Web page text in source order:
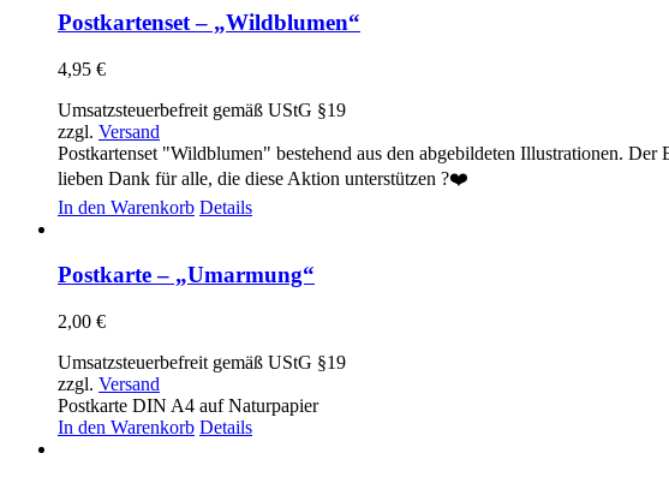
Postkartenset – „Wildblumen“
4,95 €
Umsatzsteuerbefreit gemäß UStG §19
zzgl. Versand
Postkartenset "Wildblumen" bestehend aus den abgebildeten Illustrationen.
lieben Dank für alle, die diese Aktion unterstützen ?❤️
In den Warenkorb Details
Postkarte – „Umarmung“
2,00 €
Umsatzsteuerbefreit gemäß UStG §19
zzgl. Versand
Postkarte DIN A4 auf Naturpapier
In den Warenkorb Details